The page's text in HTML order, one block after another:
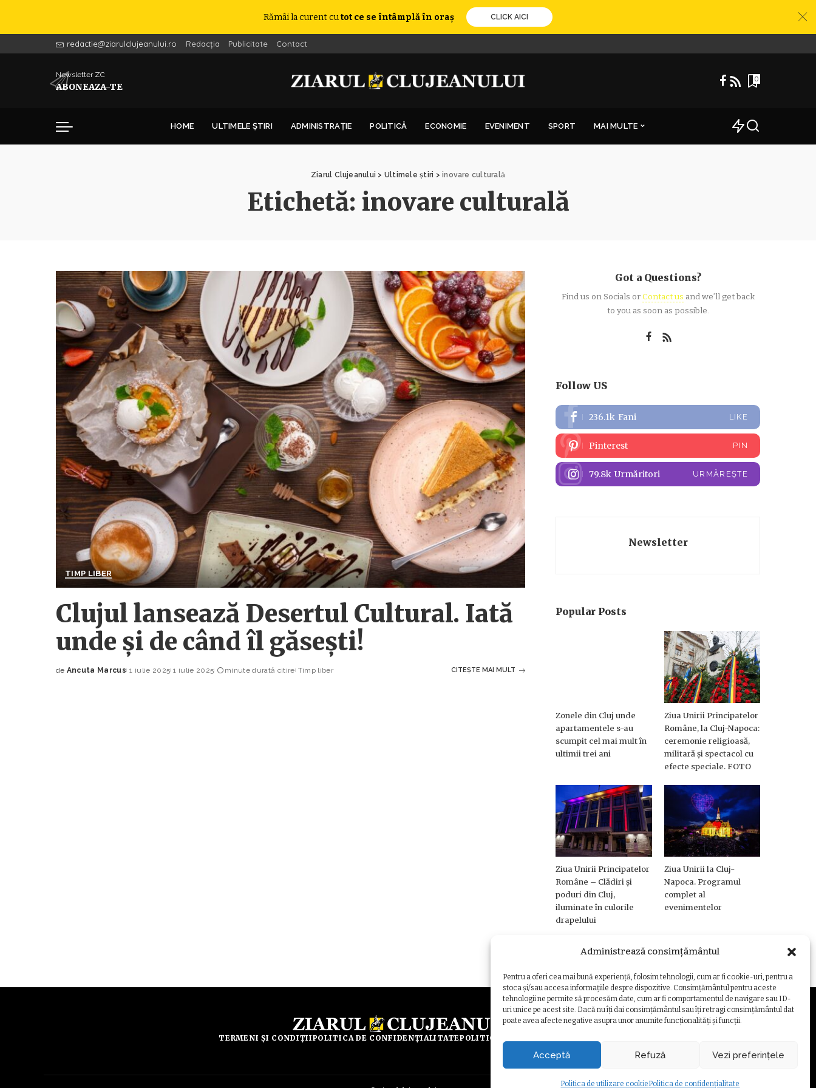
Administrează consimțământul
Pentru a oferi cea mai bună experiență, folosim tehnologii, cum ar fi cookie-uri, pentru a
stoca și/sau accesa informațiile despre dispozitive. Consimțământul pentru aceste
tehnologii ne permite să procesăm date, cum ar fi comportamentul de navigare sau ID-
uri unice pe acest site. Dacă nu îți dai consimțământul sau îți retragi consimțământul dat
poate avea afecte negative asupra unor anumite funcționalități și funcții.
Acceptă Refuză Vezi preferințele
Politica de utilizare cookiePolitica de confidențialitate
Rămâi la curent cutot ce se întâmplă în oraș CLICK AICI
redactie@ziarulclujeanului.ro Redacția Publicitate Contact
Newsletter ZC
ABONEAZA-TE
0
HOME ULTIMELE ȘTIRI ADMINISTRAȚIE POLITICĂ ECONOMIE EVENIMENT SPORT MAI MULTE
Ziarul Clujeanului > Ultimele știri >inovare culturală
Etichetă: inovare culturală
TIMP LIBER
Clujul lansează Desertul Cultural. Iată
unde și de când îl găsești!
de Ancuta Marcus 1 iulie 2025 1 iulie 2025 minute durată citire Timp liber CITEȘTE MAI MULT
Got a Questions?
Find us on Socials orContact us and we’ll get back
to you as soon as possible.
Follow US
236.1k Fani LIKE
Pinterest PIN
79.8k Urmăritori URMĂREȘTE
Newsletter
Popular Posts
Zonele din Cluj unde
apartamentele s-au
scumpit cel mai mult în
ultimii trei ani
Ziua Unirii Principatelor
Române, la Cluj-Napoca:
ceremonie religioasă,
militară și spectacol cu
efecte speciale. FOTO
Ziua Unirii Principatelor
Române – Clădiri și
poduri din Cluj,
iluminate în culorile
drapelului
Ziua Unirii la Cluj-
Napoca. Programul
complet al
evenimentelor
TERMENI ȘI CONDIȚIIPOLITICA DE CONFIDENȚIALITATEPOLITICA DE UTILIZARE COOKIE